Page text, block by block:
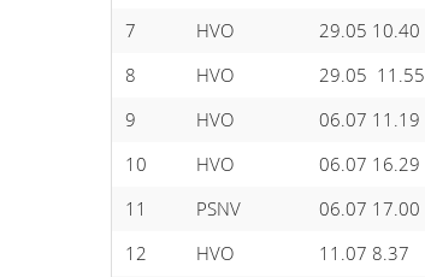
7
HVO 29.05 10.40
8
HVO 29.05 11.55
9
HVO 06.07 11.19
10
HVO 06.07 16.29
11
PSNV 06.07 17.00
12
HVO 11.07 8.37